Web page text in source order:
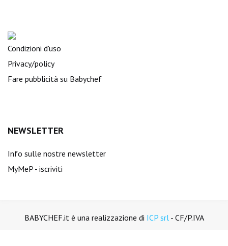
Condizioni d'uso
Privacy/policy
Fare pubblicità su Babychef
NEWSLETTER
Info sulle nostre newsletter
MyMeP - iscriviti
BABYCHEF.it è una realizzazione di ICP srl- CF/P.IVA